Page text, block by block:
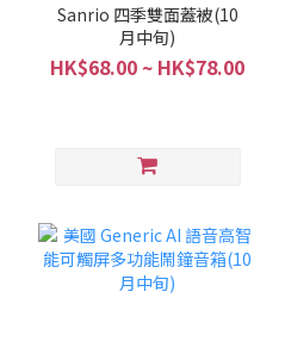
Sanrio 四季雙面蓋被(10
月中旬)
HK$68.00 ~ HK$78.00